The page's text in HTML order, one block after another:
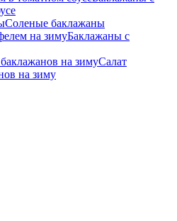
Соленые баклажаны
Баклажаны с
Салат
на зиму